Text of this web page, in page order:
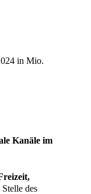
in Mio.
Kanäle im
des